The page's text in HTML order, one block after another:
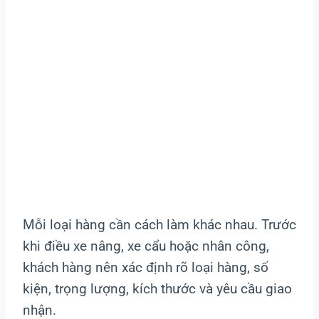
Mỗi loại hàng cần cách làm khác nhau. Trước
khi điều xe nâng, xe cẩu hoặc nhân công,
khách hàng nên xác định rõ loại hàng, số
kiện, trọng lượng, kích thước và yêu cầu giao
nhận.